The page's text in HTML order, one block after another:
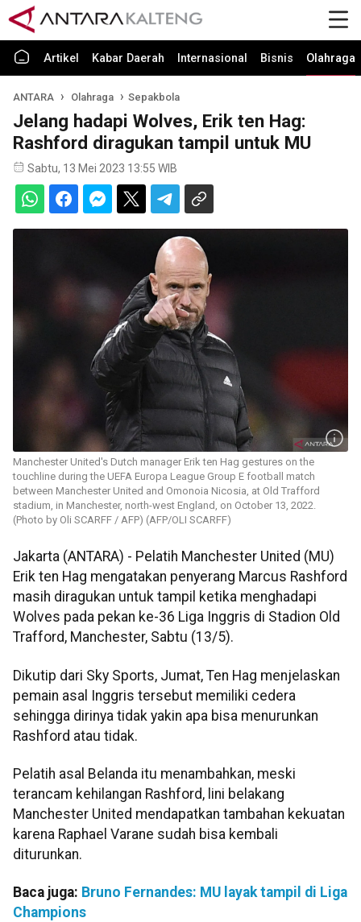
Artikel Kabar Daerah Internasional Bisnis Olahraga
ANTARA Olahraga Sepakbola
Jelang hadapi Wolves, Erik ten Hag:
Rashford diragukan tampil untuk MU
Sabtu, 13 Mei 2023 13:55 WIB
Manchester United's Dutch manager Erik ten Hag gestures on the
touchline during the UEFA Europa League Group E football match
between Manchester United and Omonoia Nicosia, at Old Trafford
stadium, in Manchester, north-west England, on October 13, 2022.
(Photo by Oli SCARFF / AFP) (AFP/OLI SCARFF)
Jakarta (ANTARA) - Pelatih Manchester United (MU)
Erik ten Hag mengatakan penyerang Marcus Rashford
masih diragukan untuk tampil ketika menghadapi
Wolves pada pekan ke-36 Liga Inggris di Stadion Old
Trafford, Manchester, Sabtu (13/5).
Dikutip dari Sky Sports, Jumat, Ten Hag menjelaskan
pemain asal Inggris tersebut memiliki cedera
sehingga dirinya tidak yakin apa bisa menurunkan
Rashford atau tidak.
Pelatih asal Belanda itu menambahkan, meski
terancam kehilangan Rashford, lini belakang
Manchester United mendapatkan tambahan kekuatan
karena Raphael Varane sudah bisa kembali
diturunkan.
Baca juga: Bruno Fernandes: MU layak tampil di Liga
Champions